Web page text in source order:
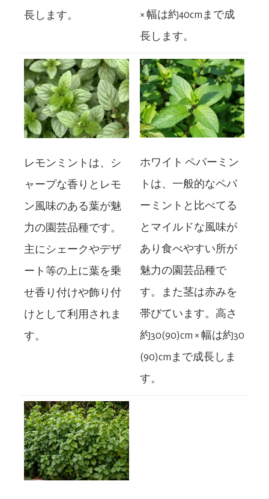
長します。
× 幅は約40cmまで成
長します。
レモンミントは、シ
ャープな香りとレモ
ン風味のある葉が魅
力の園芸品種です。
主にシェークやデザ
ート等の上に葉を乗
せ香り付けや飾り付
けとして利用されま
す。
ホワイト ペパーミン
トは、一般的なペパ
ーミントと比べてる
とマイルドな風味が
あり食べやすい所が
魅力の園芸品種で
す。また茎は赤みを
帯びています。高さ
約30(90)cm × 幅は約30
(90)cmまで成長しま
す。